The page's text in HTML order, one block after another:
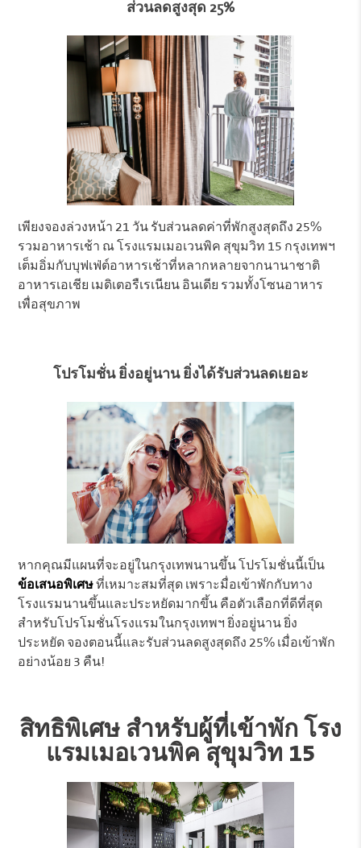
ส่วนลดสูงสุด 25%
เพียงจองล่วงหน้า 21 วัน รับส่วนลดค่าที่พักสูงสุดถึง 25%
รวมอาหารเช้า ณ โรงแรมเมอเวนพิค สุขุมวิท 15 กรุงเทพฯ
เต็มอิ่มกับบุฟเฟ่ต์อาหารเช้าที่หลากหลายจากนานาชาติ
อาหารเอเชีย เมดิเตอรืเรเนียน อินเดีย รวมทั้งโซนอาหาร
เพื่อสุขภาพ
โปรโมชั่น ยิ่งอยู่นาน ยิ่งได้รับส่วนลดเยอะ
หากคุณมีแผนที่จะอยู่ในกรุงเทพนานขึ้น โปรโมชั่นนี้เป็น
ข้อเสนอพิเศษที่เหมาะสมที่สุด เพราะมื่อเข้าพักกับทาง
โรงแรมนานขึ้นและประหยัดมากขึ้น คือตัวเลือกที่ดีที่สุด
สำหรับโปรโมชั่นโรงแรมในกรุงเทพฯ ยิ่งอยู่นาน ยิ่ง
ประหยัด จองตอนนี้และรับส่วนลดสูงสุดถึง 25% เมื่อเข้าพัก
อย่างน้อย 3 คืน!
สิทธิพิเศษ สำหรับผู้ที่เข้าพัก โรง
แรมเมอเวนพิค สุขุมวิท 15